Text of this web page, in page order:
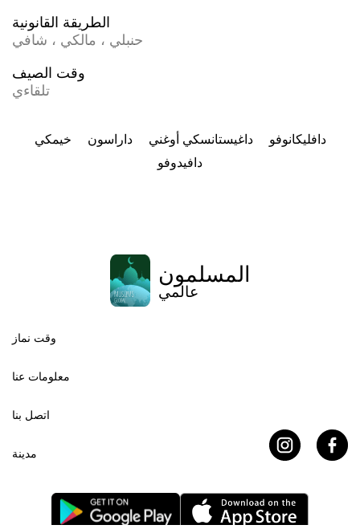
الطريقة القانونية
حنبلي ، مالكي ، شافي
وقت الصيف
تلقاءي
خيمكي داراسون داغيستانسكي أوغني
دافليكانوفو
دافيدوفو
المسلمون
عالمي
وقت نماز
معلومات عنا
اتصل بنا
مدينة